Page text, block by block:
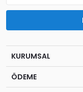
KURUMSAL
ÖDEME